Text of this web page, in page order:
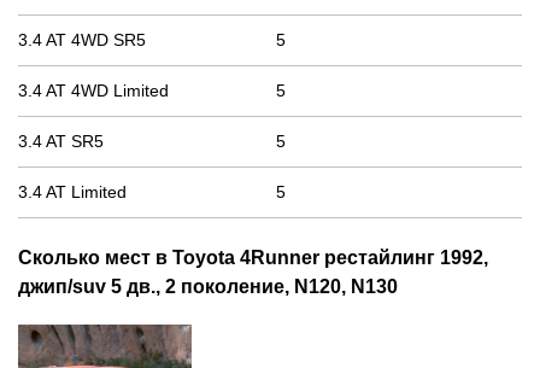
3.4 AT 4WD SR5 5
3.4 AT 4WD Limited 5
3.4 AT SR5 5
3.4 AT Limited 5
Сколько мест в Toyota 4Runner рестайлинг 1992,
джип/suv 5 дв., 2 поколение, N120, N130